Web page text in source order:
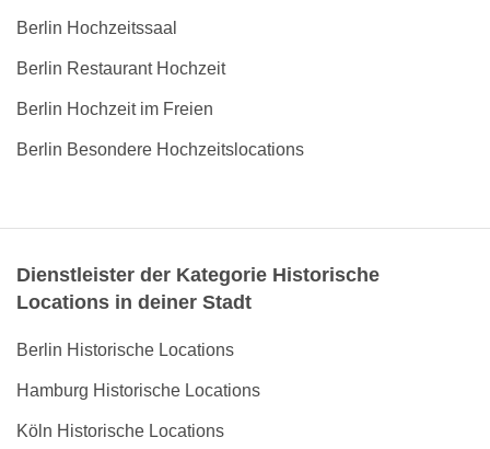
Berlin Hochzeitssaal
Berlin Restaurant Hochzeit
Berlin Hochzeit im Freien
Berlin Besondere Hochzeitslocations
Dienstleister der Kategorie Historische
Locations in deiner Stadt
Berlin Historische Locations
Hamburg Historische Locations
Köln Historische Locations